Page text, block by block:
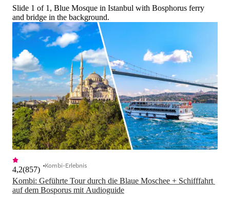
Slide 1 of 1, Blue Mosque in Istanbul with Bosphorus ferry
and bridge in the background.
Kombi: Geführte Tour durch die Blaue Moschee + Schifffahrt
auf dem Bosporus mit Audioguide
4,2(857) Kombi-Erlebnis